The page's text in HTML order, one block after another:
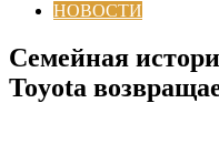
НОВОСТИ
Семейная
Toyota